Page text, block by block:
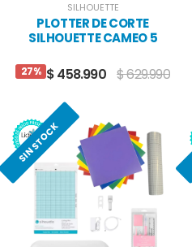
SILHOUETTE
PLOTTER DE CORTE
SILHOUETTE CAMEO 5
27% $ 458.990 $ 629.990
SIN STOCK